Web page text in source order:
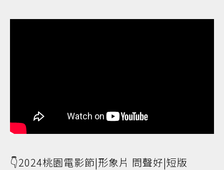
👇2024桃園電影節|形象片 問聲好|短版